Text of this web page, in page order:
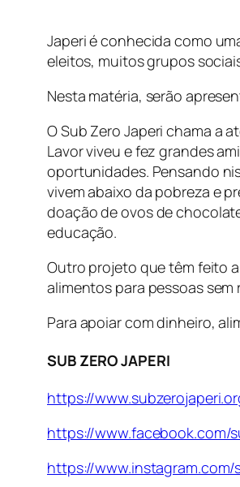
Japeri é conhecida como
eleitos, muitos grupos
Nesta matéria, serão
O Sub Zero Japeri chama a
Lavor viveu e fez grandes
oportunidades. Pensando
vivem abaixo da pobreza e
doação de ovos de
educação.
Outro projeto que têm feito
alimentos para pessoas
Para apoiar com dinheiro,
SUB ZERO JAPERI
https://
https://www.facebook.com/
https://www.instagram.com/